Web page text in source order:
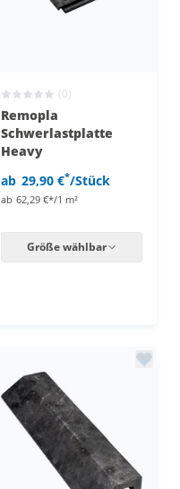
(0)
Remopla
Schwerlastplatte
Heavy
ab 29,90 €*/Stück
ab 62,29 €*/1 m²
Größe wählbar